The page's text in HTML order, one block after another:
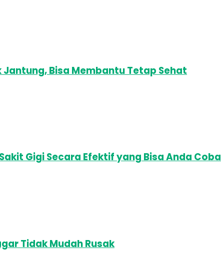
Jantung, Bisa Membantu Tetap Sehat
Gigi Secara Efektif yang Bisa Anda Coba
Tidak Mudah Rusak